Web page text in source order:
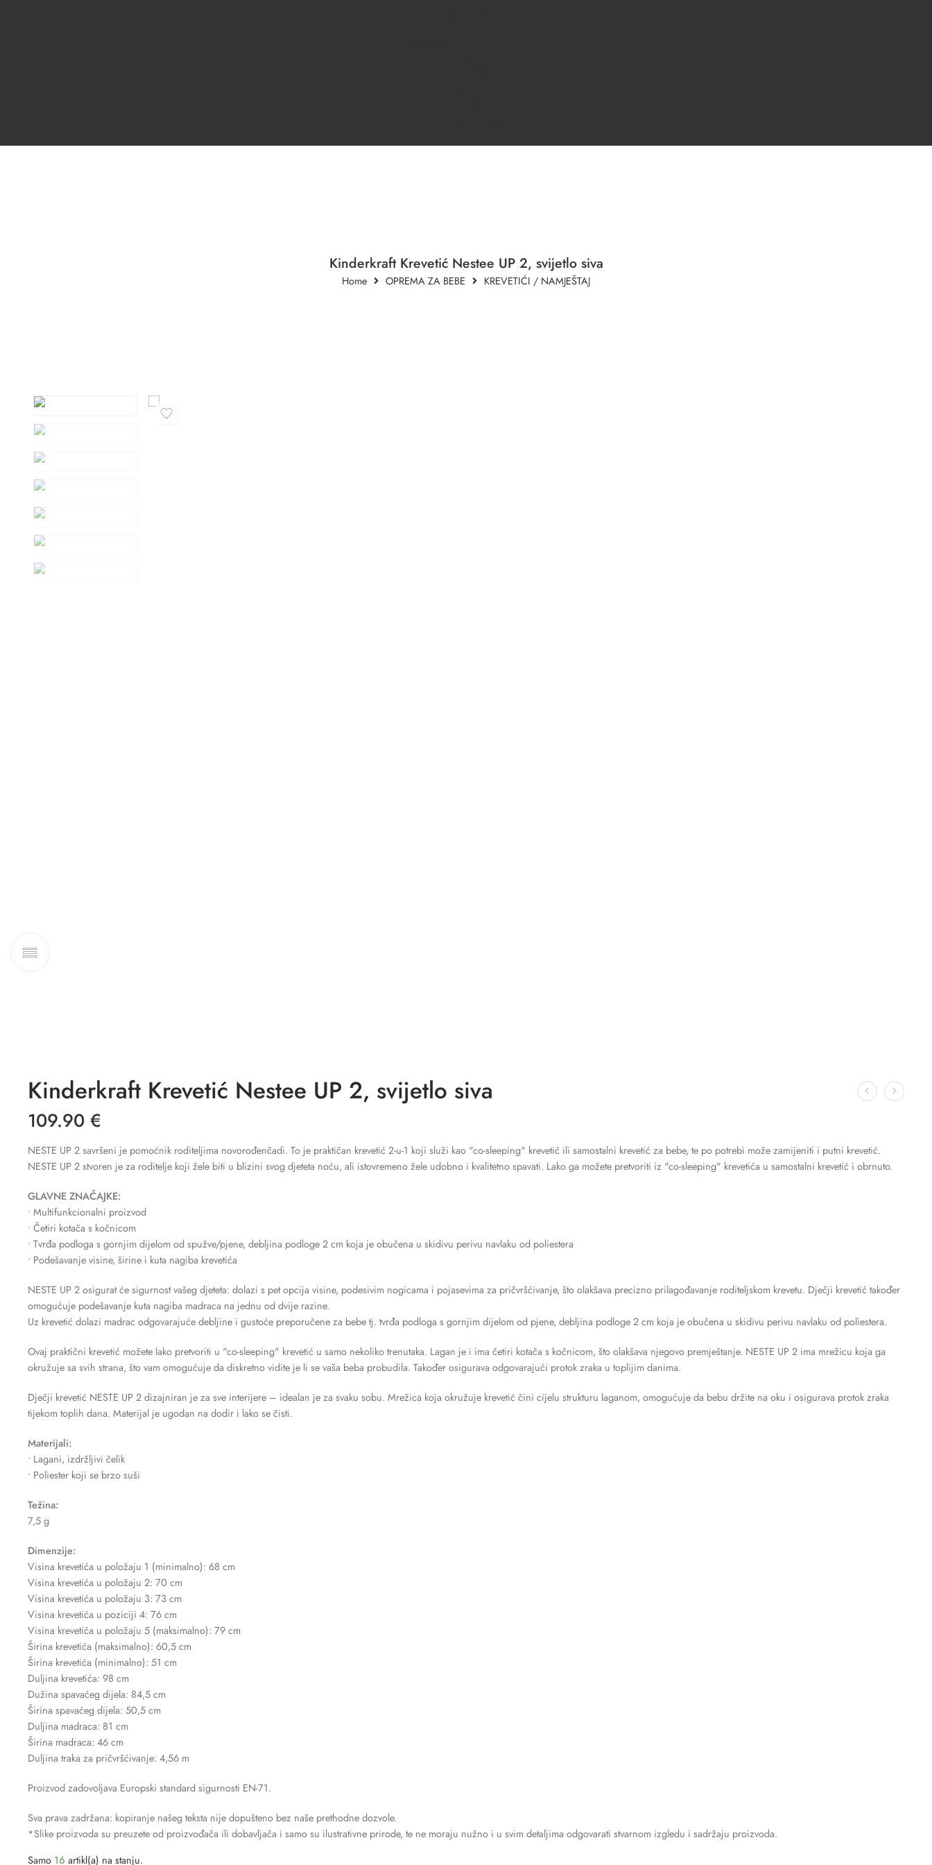
Kinderkraft Krevetić Nestee UP 2, svijetlo siva
Home OPREMA ZA BEBE KREVETIĆI / NAMJEŠTAJ
Kinderkraft Krevetić Nestee UP 2, svijetlo siva
109.90 €
NESTE UP 2 savršeni je pomoćnik roditeljima novorođenčadi. To je praktičan krevetić 2-u-1 koji služi kao "co-sleeping" krevetić ili samostalni krevetić za bebe, te po potrebi može zamijeniti i putni krevetić.
NESTE UP 2 stvoren je za roditelje koji žele biti u blizini svog djeteta noću, ali istovremeno žele udobno i kvalitetno spavati. Lako ga možete pretvoriti iz "co-sleeping" krevetića u samostalni krevetić i obrnuto.
GLAVNE ZNAČAJKE:
• Multifunkcionalni proizvod
• Četiri kotača s kočnicom
• Tvrđa podloga s gornjim dijelom od spužve/pjene, debljina podloge 2 cm koja je obučena u skidivu perivu navlaku od poliestera
• Podešavanje visine, širine i kuta nagiba krevetića
NESTE UP 2 osigurat će sigurnost vašeg djeteta: dolazi s pet opcija visine, podesivim nogicama i pojasevima za pričvršćivanje, što olakšava precizno prilagođavanje roditeljskom krevetu. Dječji krevetić također
omogućuje podešavanje kuta nagiba madraca na jednu od dvije razine.
Uz krevetić dolazi madrac odgovarajuće debljine i gustoće preporučene za bebe tj. tvrđa podloga s gornjim dijelom od pjene, debljina podloge 2 cm koja je obučena u skidivu perivu navlaku od poliestera.
Ovaj praktični krevetić možete lako pretvoriti u "co-sleeping" krevetić u samo nekoliko trenutaka. Lagan je i ima četiri kotača s kočnicom, što olakšava njegovo premještanje. NESTE UP 2 ima mrežicu koja ga
okružuje sa svih strana, što vam omogućuje da diskretno vidite je li se vaša beba probudila. Također osigurava odgovarajući protok zraka u toplijim danima.
Dječji krevetić NESTE UP 2 dizajniran je za sve interijere – idealan je za svaku sobu. Mrežica koja okružuje krevetić čini cijelu strukturu laganom, omogućuje da bebu držite na oku i osigurava protok zraka
tijekom toplih dana. Materijal je ugodan na dodir i lako se čisti.
Materijali:
• Lagani, izdržljivi čelik
• Poliester koji se brzo suši
Težina:
7,5 g
Dimenzije:
Visina krevetića u položaju 1 (minimalno): 68 cm
Visina krevetića u položaju 2: 70 cm
Visina krevetića u položaju 3: 73 cm
Visina krevetića u poziciji 4: 76 cm
Visina krevetića u položaju 5 (maksimalno): 79 cm
Širina krevetića (maksimalno): 60,5 cm
Širina krevetića (minimalno): 51 cm
Duljina krevetića: 98 cm
Dužina spavaćeg dijela: 84,5 cm
Širina spavaćeg dijela: 50,5 cm
Duljina madraca: 81 cm
Širina madraca: 46 cm
Duljina traka za pričvršćivanje: 4,56 m
Proizvod zadovoljava Europski standard sigurnosti EN-71.
Sva prava zadržana: kopiranje našeg teksta nije dopušteno bez naše prethodne dozvole.
*Slike proizvoda su preuzete od proizvođača ili dobavljača i samo su ilustrativne prirode, te ne moraju nužno i u svim detaljima odgovarati stvarnom izgledu i sadržaju proizvoda.
Samo 16 artikl(a) na stanju.